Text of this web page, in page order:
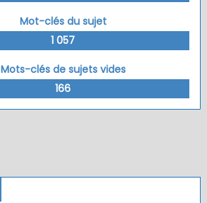
Mot-clés du sujet
1 057
Mots-clés de sujets vides
166